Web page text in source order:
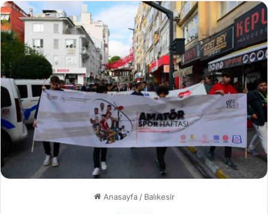
Anasayfa / Balıkesir